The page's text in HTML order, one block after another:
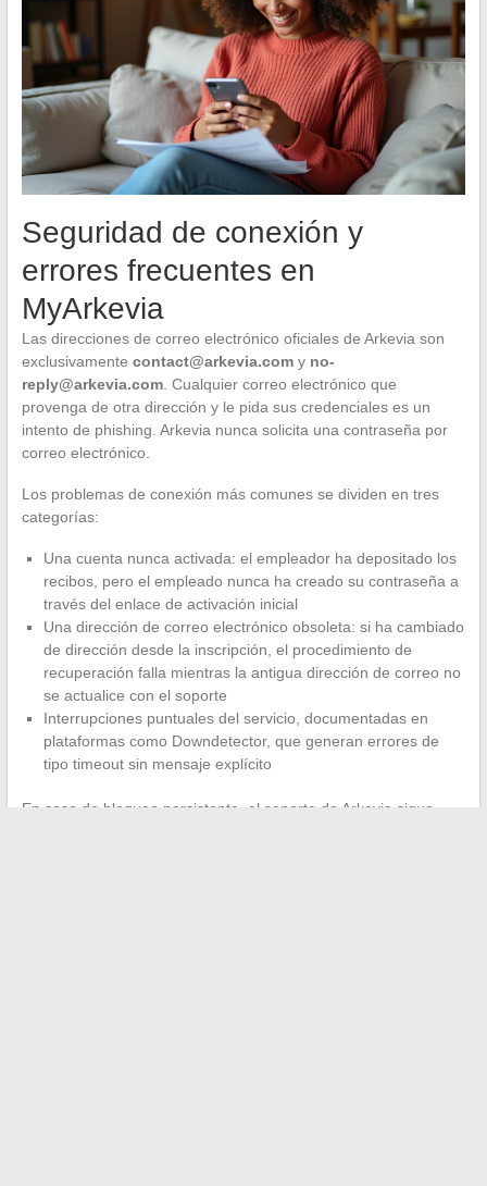
Seguridad de conexión y
errores frecuentes en
MyArkevia
Las direcciones de correo electrónico oficiales de Arkevia son
exclusivamente contact@arkevia.comy no-
reply@arkevia.com. Cualquier correo electrónico que
provenga de otra dirección y le pida sus credenciales es un
intento de phishing. Arkevia nunca solicita una contraseña por
correo electrónico.
Los problemas de conexión más comunes se dividen en tres
categorías:
Una cuenta nunca activada: el empleador ha depositado los
recibos, pero el empleado nunca ha creado su contraseña a
través del enlace de activación inicial
Una dirección de correo electrónico obsoleta: si ha cambiado
de dirección desde la inscripción, el procedimiento de
recuperación falla mientras la antigua dirección de correo no
se actualice con el soporte
Interrupciones puntuales del servicio, documentadas en
plataformas como Downdetector, que generan errores de
tipo timeout sin mensaje explícito
En caso de bloqueo persistente, el soporte de Arkevia sigue